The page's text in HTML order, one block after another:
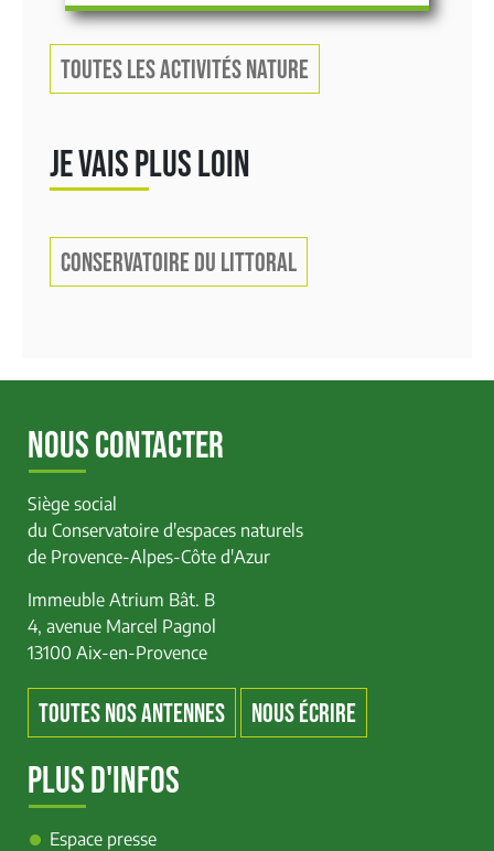
TOUTES LES ACTIVITÉS NATURE
JE VAIS PLUS LOIN
CONSERVATOIRE DU LITTORAL
NOUS CONTACTER
Siège social
du Conservatoire d'espaces naturels
de Provence-Alpes-Côte d'Azur
Immeuble Atrium Bât. B
4, avenue Marcel Pagnol
13100 Aix-en-Provence
TOUTES NOS ANTENNES NOUS ÉCRIRE
PLUS D'INFOS
Espace presse